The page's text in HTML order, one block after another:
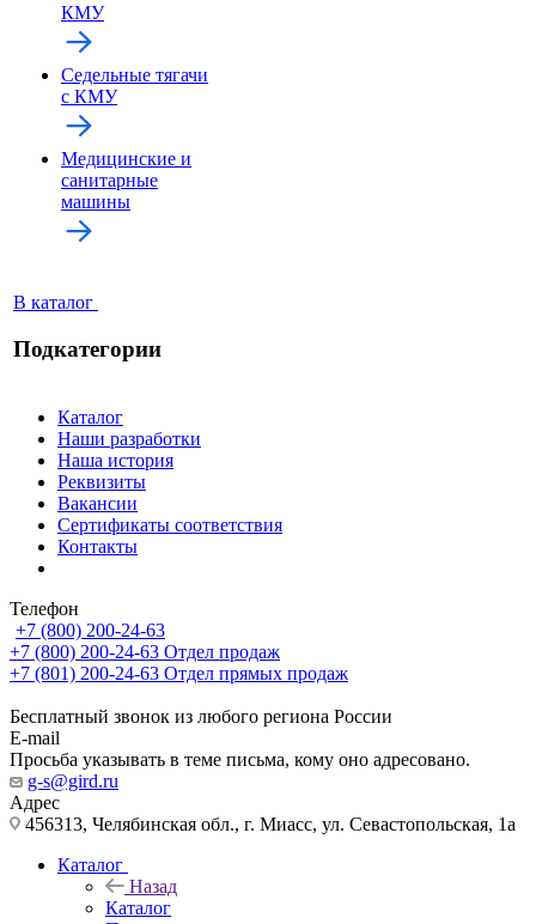
КМУ
Седельные тягачи
с КМУ
Медицинские и
санитарные
машины
В каталог
Подкатегории
Каталог
Наши разработки
Наша история
Реквизиты
Вакансии
Сертификаты соответствия
Контакты
Телефон
+7 (800) 200-24-63
+7 (800) 200-24-63 Отдел продаж
+7 (801) 200-24-63 Отдел прямых продаж
Бесплатный звонок из любого региона России
E-mail
Просьба указывать в теме письма, кому оно адресовано.
g-s@gird.ru
Адрес
456313, Челябинская обл., г. Миасс, ул. Севастопольская, 1а
Каталог
Назад
Каталог